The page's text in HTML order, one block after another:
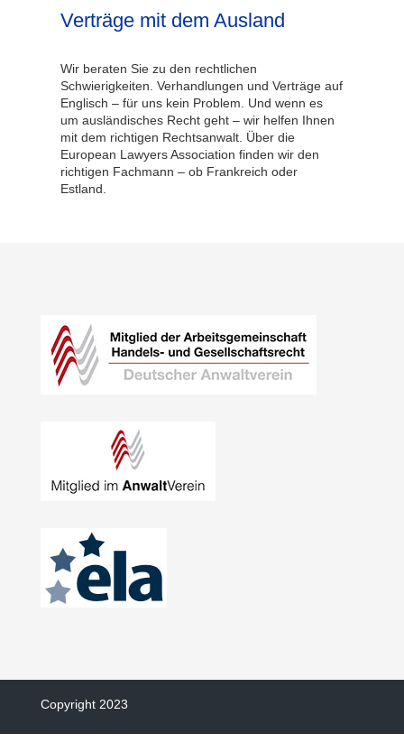
Verträge mit dem Ausland
Wir beraten Sie zu den rechtlichen
Schwierigkeiten. Verhandlungen und Verträge auf
Englisch – für uns kein Problem. Und wenn es
um ausländisches Recht geht – wir helfen Ihnen
mit dem richtigen Rechtsanwalt. Über die
European Lawyers Association finden wir den
richtigen Fachmann – ob Frankreich oder
Estland.
Copyright 2023